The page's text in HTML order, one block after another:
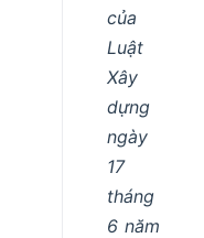
của
Luật
Xây
dựng
ngày
17
tháng
6 năm